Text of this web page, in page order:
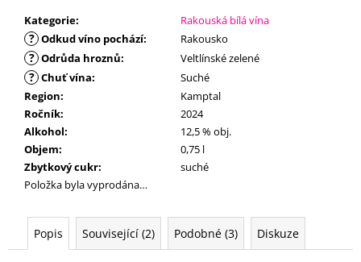
Kategorie: Rakouská bílá vína
? Odkud víno pochází: Rakousko
? Odrůda hroznů: Veltlínské zelené
? Chuť vína:
Suché
Region:
Kamptal
Ročník:
2024
Alkohol:
12,5 % obj.
Objem:
0,75 l
Zbytkový cukr:
suché
Položka byla vyprodána…
Popis Související (2) Podobné (3) Diskuze
u
e
m
e